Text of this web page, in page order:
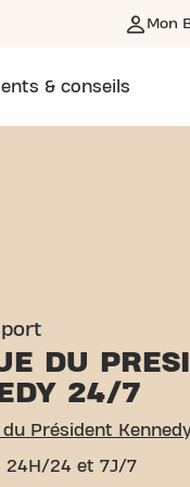
Mon
& conseils
DU
24/7
Président
24H/24 et 7J/7